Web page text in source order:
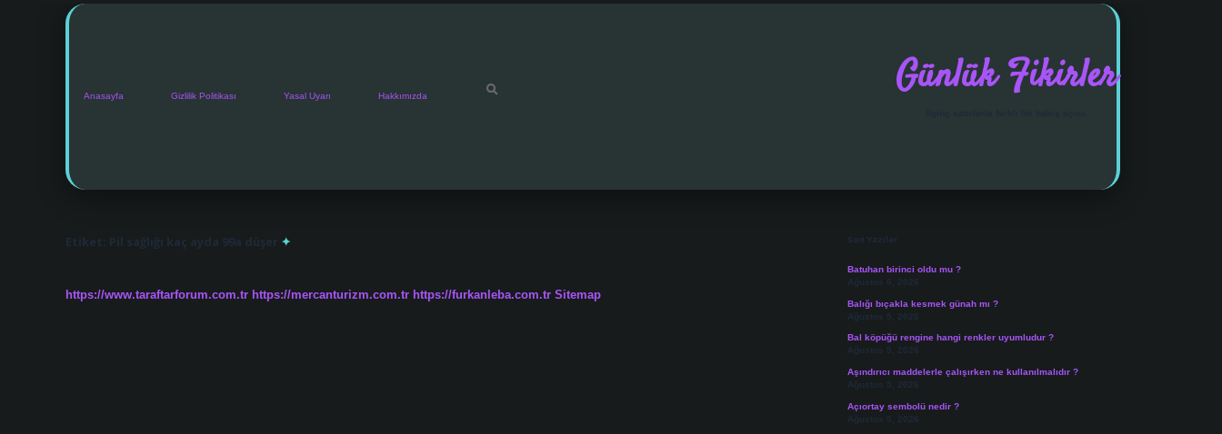
Anasayfa Gizlilik Politikası Yasal Uyarı Hakkımızda Günlük Fikirler
Etiket: Pil sağlığı kaç ayda 99a düşer
https://www.taraftarforum.com.tr https://mercanturizm.com.tr https://furkanleba.com.tr Sitemap
Son Yazılar
Batuhan birinci oldu mu ?
Ağustos 6, 2026
Balığı bıçakla kesmek günah mı ?
Ağustos 5, 2026
Bal köpüğü rengine hangi renkler uyumludur ?
Ağustos 5, 2026
Aşındırıcı maddelerle çalışırken ne kullanılmalıdır ?
Ağustos 5, 2026
Açıortay sembolü nedir ?
Ağustos 5, 2026